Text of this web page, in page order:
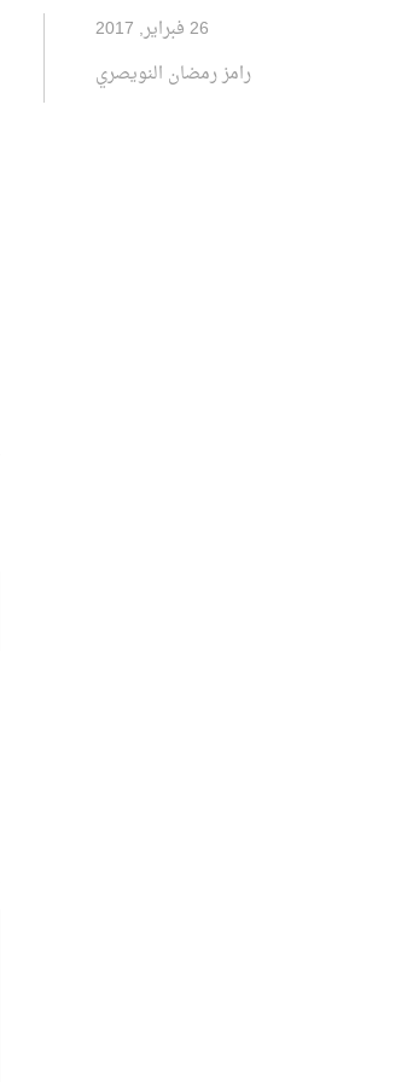
26 فبراير, 2017
رامز رمضان النويصري